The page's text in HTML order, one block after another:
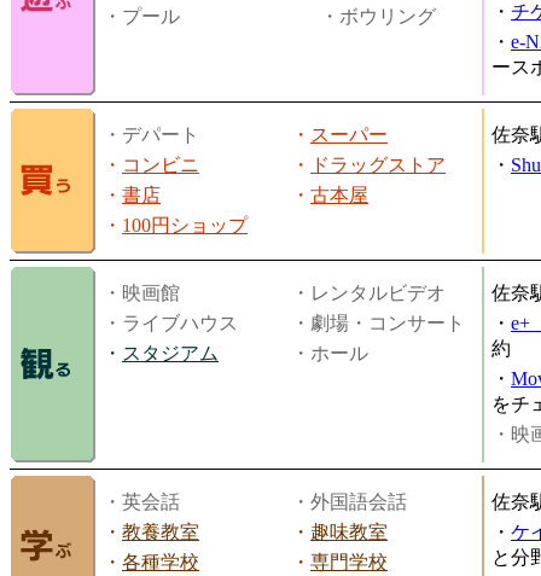
・プール
・ボウリング
・ チ
・ e-
ース
・デパート ・ スーパー
・ コンビニ ・
ドラッグストア
・ 書店 ・ 古本屋
・ 100円ショップ
佐奈
・
・映画館
・レンタルビデオ
・ライブハウス
・劇場・コンサート
・ スタジアム ・ホール
佐奈
・ e+
約
・
をチ
・映
・英会話
・外国語会話
・ 教養教室 ・ 趣味教室
・ 各種学校 ・ 専門学校
佐奈
・ ケ
と分